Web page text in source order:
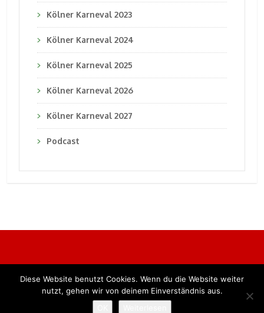
Kölner Karneval 2023
Kölner Karneval 2024
Kölner Karneval 2025
Kölner Karneval 2026
Kölner Karneval 2027
Podcast
Alle Rechte vorbehalten. BKB Verlag GmbH
Diese Website benutzt Cookies. Wenn du die Website weiter
nutzt, gehen wir von deinem Einverständnis aus.